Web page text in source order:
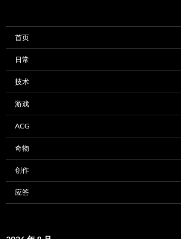
首页
日常
技术
游戏
ACG
奇物
创作
应答